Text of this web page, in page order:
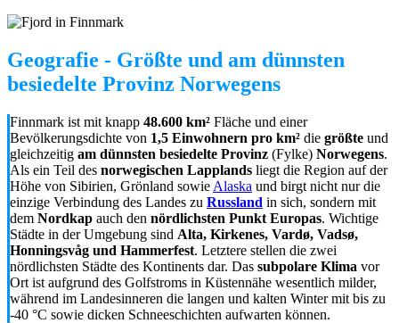
Geografie - Größte und am dünnsten
besiedelte Provinz Norwegens
Finnmark ist mit knapp 48.600 km² Fläche und einer
Bevölkerungsdichte von 1,5 Einwohnern pro km² die größte und
gleichzeitig am dünnsten besiedelte Provinz (Fylke) Norwegens.
Als ein Teil des norwegischen Lapplands liegt die Region auf der
Höhe von Sibirien, Grönland sowie Alaska und birgt nicht nur die
einzige Verbindung des Landes zu Russland in sich, sondern mit
dem Nordkap auch den nördlichsten Punkt Europas. Wichtige
Städte in der Umgebung sind Alta, Kirkenes, Vardø, Vadsø,
Honningsvåg und Hammerfest. Letztere stellen die zwei
nördlichsten Städte des Kontinents dar. Das subpolare Klima vor
Ort ist aufgrund des Golfstroms in Küstennähe wesentlich milder,
während im Landesinneren die langen und kalten Winter mit bis zu
-40 °C sowie dicken Schneeschichten aufwarten können.